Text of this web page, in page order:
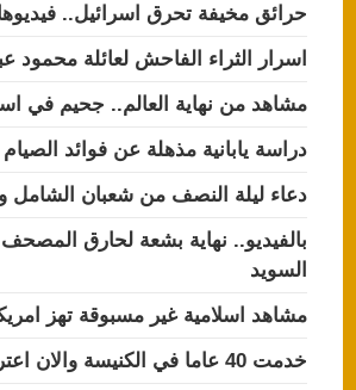
حرائق مخيفة تحرق اسرائيل..
اسرار الثراء الفاحش لعائلة محمود
مشاهد من نهاية العالم.. جحيم في
دراسة يابانية مذهلة عن فوائد الصيام
دعاء ليلة النصف من شعبان الشامل
بالفيديو.. نهاية بشعة لحارق
السويد
مشاهد اسلامية غير مسبوقة تهز
خدمت 40 عاما في الكنيسة والان اعترف بهذا السر!